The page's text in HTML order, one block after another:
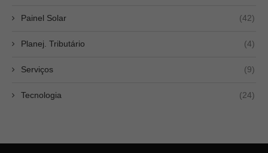
Painel Solar (42)
Planej. Tributário (4)
Serviços (9)
Tecnologia (24)